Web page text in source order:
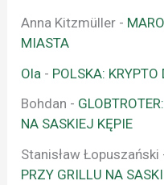
Anna Kitzmüller -
MIASTA
Ola - POLSKA:
Bohdan -
NA SASKIEJ KĘPIE
Stanisław Łopuszański
PRZY GRILLU NA